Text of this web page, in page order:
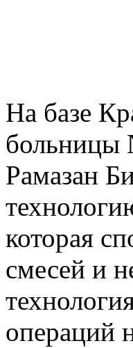
На базе
больницы
Рамазан
которая
смесей и
операций